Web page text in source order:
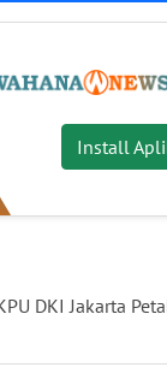
Install
DKI Jakarta